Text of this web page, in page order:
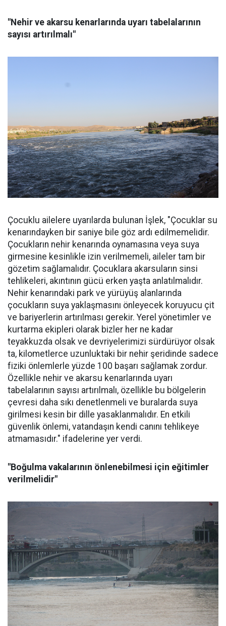
"Nehir ve akarsu kenarlarında uyarı tabelalarının
sayısı artırılmalı"
Çocuklu ailelere uyarılarda bulunan İşlek, "Çocuklar su
kenarındayken bir saniye bile göz ardı edilmemelidir.
Çocukların nehir kenarında oynamasına veya suya
girmesine kesinlikle izin verilmemeli, aileler tam bir
gözetim sağlamalıdır. Çocuklara akarsuların sinsi
tehlikeleri, akıntının gücü erken yaşta anlatılmalıdır.
Nehir kenarındaki park ve yürüyüş alanlarında
çocukların suya yaklaşmasını önleyecek koruyucu çit
ve bariyerlerin artırılması gerekir. Yerel yönetimler ve
kurtarma ekipleri olarak bizler her ne kadar
teyakkuzda olsak ve devriyelerimizi sürdürüyor olsak
ta, kilometlerce uzunluktaki bir nehir şeridinde sadece
fiziki önlemlerle yüzde 100 başarı sağlamak zordur.
Özellikle nehir ve akarsu kenarlarında uyarı
tabelalarının sayısı artırılmalı, özellikle bu bölgelerin
çevresi daha sıkı denetlenmeli ve buralarda suya
girilmesi kesin bir dille yasaklanmalıdır. En etkili
güvenlik önlemi, vatandaşın kendi canını tehlikeye
atmamasıdır." ifadelerine yer verdi.
"Boğulma vakalarının önlenebilmesi için eğitimler
verilmelidir"